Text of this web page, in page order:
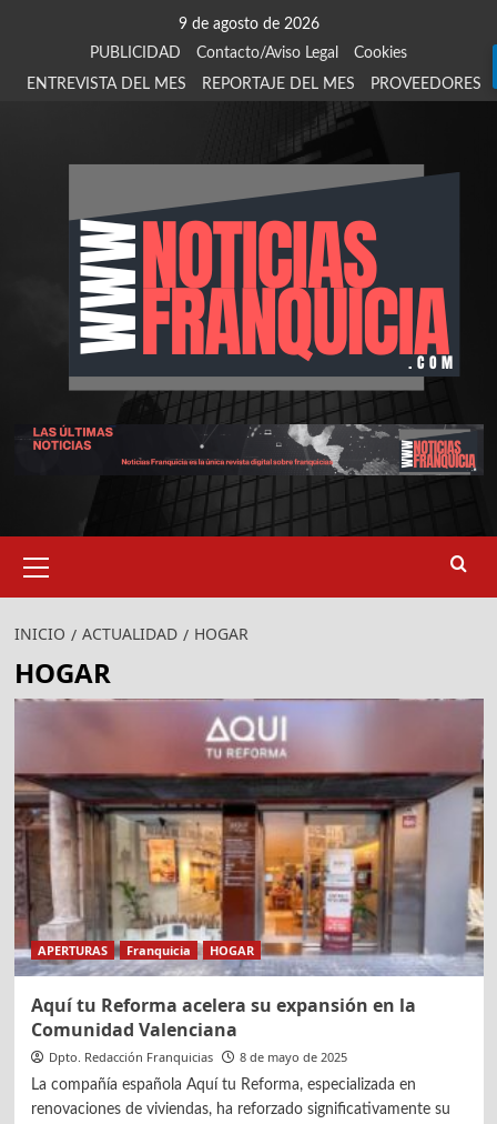
9 de agosto de 2026
PUBLICIDAD
Contacto/Aviso Legal
Cookies
ENTREVISTA DEL MES
REPORTAJE DEL MES PROVEEDORES
primario
INICIO ACTUALIDAD HOGAR
HOGAR
APERTURAS Franquicia HOGAR
Aquí tu Reforma acelera su expansión en la
Comunidad Valenciana
Dpto. Redacción Franquicias 8 de mayo de 2025
La compañía española Aquí tu Reforma, especializada en
renovaciones de viviendas, ha reforzado significativamente su
907